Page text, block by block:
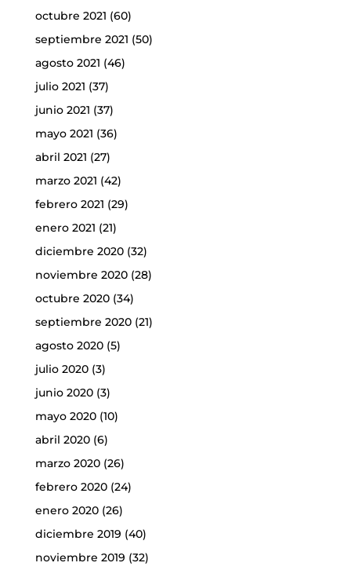
octubre 2021 (60)
septiembre 2021 (50)
agosto 2021 (46)
julio 2021 (37)
junio 2021 (37)
mayo 2021 (36)
abril 2021 (27)
marzo 2021 (42)
febrero 2021 (29)
enero 2021 (21)
diciembre 2020(32)
noviembre 2020(28)
octubre 2020(34)
septiembre 2020(21)
agosto 2020(5)
julio 2020(3)
junio 2020(3)
mayo 2020(10)
abril 2020(6)
marzo 2020(26)
febrero 2020(24)
enero 2020(26)
diciembre 2019 (40)
noviembre 2019 (32)